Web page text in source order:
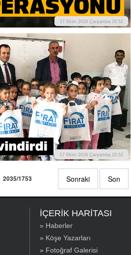
17 Ekim 2018 Çarşamba 20:52
17 Ekim 2018 Çarşamba 20:52
2035/1753 Sonraki Son
İÇERİK HARİTASI
» Haberler
» Köşe Yazarları
» Fotoğraf Galerisi